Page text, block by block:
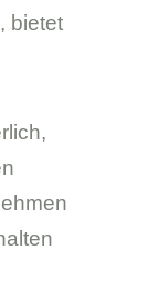
bietet